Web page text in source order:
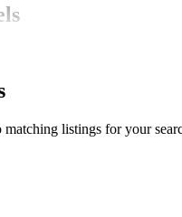
matching listings for your